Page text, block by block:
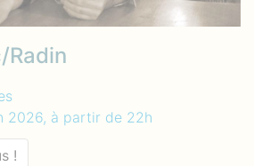
Radin
2026, à partir de 22h
!